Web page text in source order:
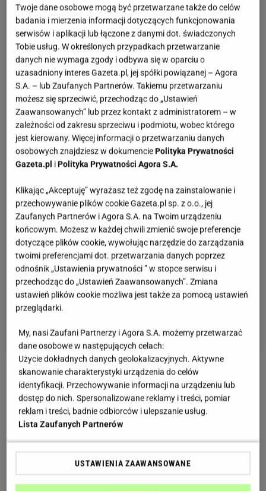
Zobacz wideoEva Longoria wykonuje akrobacje na
trampolinie
Lucy codziennie robiła to ćwiczenie z kettlebell. Po
sto powtórzeń!
Kobieta zdecydowała się na tak pokaźną liczbę, aby
Twoje dane osobowe mogą być przetwarzane także do celów
badania i mierzenia informacji dotyczących funkcjonowania
serwisów i aplikacji lub łączone z danymi dot. świadczonych
Tobie usług. W określonych przypadkach przetwarzanie
danych nie wymaga zgody i odbywa się w oparciu o
uzasadniony interes Gazeta.pl, jej spółki powiązanej – Agora
S.A. – lub Zaufanych Partnerów. Takiemu przetwarzaniu
możesz się sprzeciwić, przechodząc do „Ustawień
Zaawansowanych” lub przez kontakt z administratorem – w
zależności od zakresu sprzeciwu i podmiotu, wobec którego
jest kierowany. Więcej informacji o przetwarzaniu danych
osobowych znajdziesz w dokumenciePolityka Prywatności
Gazeta.pl iPolityka Prywatności Agora S.A.
Klikając „Akceptuję” wyrażasz też zgodę na zainstalowanie i
przechowywanie plików cookie Gazeta.pl sp. z o.o., jej
Zaufanych Partnerów i Agora S.A. na Twoim urządzeniu
końcowym. Możesz w każdej chwili zmienić swoje preferencje
dotyczące plików cookie, wywołując narzędzie do zarządzania
twoimi preferencjami dot. przetwarzania danych poprzez
odnośnik „Ustawienia prywatności ” w stopce serwisu i
przechodząc do „Ustawień Zaawansowanych”. Zmiana
ustawień plików cookie możliwa jest także za pomocą ustawień
przeglądarki.
My, nasi Zaufani Partnerzy i Agora S.A. możemy przetwarzać
dane osobowe w następujących celach:
Użycie dokładnych danych geolokalizacyjnych. Aktywne
skanowanie charakterystyki urządzenia do celów
identyfikacji. Przechowywanie informacji na urządzeniu lub
dostęp do nich. Spersonalizowane reklamy i treści, pomiar
reklam i treści, badnie odbiorców i ulepszanie usług.
Lista Zaufanych Partnerów
USTAWIENIA ZAAWANSOWANE